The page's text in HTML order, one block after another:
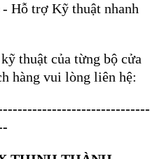
Hỗ trợ Kỹ thuật nhanh
thuật của từng bộ cửa
hàng vui lòng liên hệ: